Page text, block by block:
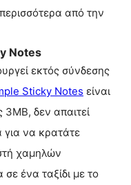
από την
Notes
εκτός σύνδεσης
Sticky Notes είναι
3MB, δεν απαιτεί
για να κρατάτε
χαμηλών
ένα ταξίδι με το